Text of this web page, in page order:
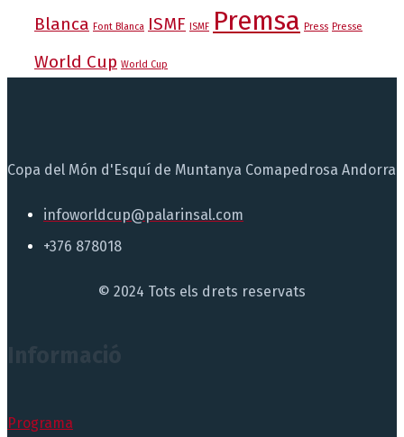
Blanca Font Blanca ISMF ISMF Premsa Press Presse
World Cup World Cup
Copa del Món d'Esquí de Muntanya Comapedrosa Andorra
infoworldcup@palarinsal.com
+376 878018
© 2024 Tots els drets reservats
Programa